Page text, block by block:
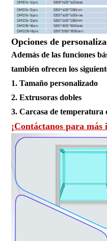
Opciones de
Además de las funciones
también ofrecen los
1. Tamaño personalizado
2. Extrusoras dobles
3. Carcasa de temperatura
¡Contáctanos para